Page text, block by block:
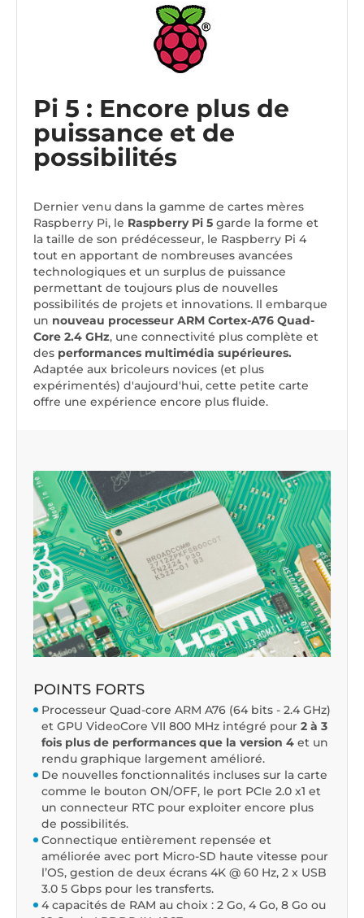
Pi 5 : Encore plus de
puissance et de
possibilités
Dernier venu dans la gamme de cartes mères
Raspberry Pi, le Raspberry Pi 5 garde la forme et
la taille de son prédécesseur, le Raspberry Pi 4
tout en apportant de nombreuses avancées
technologiques et un surplus de puissance
permettant de toujours plus de nouvelles
possibilités de projets et innovations. Il embarque
un nouveau processeur ARM Cortex-A76 Quad-
Core 2.4 GHz, une connectivité plus complète et
des performances multimédia supérieures.
Adaptée aux bricoleurs novices (et plus
expérimentés) d'aujourd'hui, cette petite carte
offre une expérience encore plus fluide.
POINTS FORTS
Processeur Quad-core ARM A76 (64 bits - 2.4 GHz)
et GPU VideoCore VII 800 MHz intégré pour 2 à 3
fois plus de performances que la version 4 et un
rendu graphique largement amélioré.
De nouvelles fonctionnalités incluses sur la carte
comme le bouton ON/OFF, le port PCIe 2.0 x1 et
un connecteur RTC pour exploiter encore plus
de possibilités.
Connectique entièrement repensée et
améliorée avec port Micro-SD haute vitesse pour
l’OS, gestion de deux écrans 4K @ 60 Hz, 2 x USB
3.0 5 Gbps pour les transferts.
4 capacités de RAM au choix : 2 Go, 4 Go, 8 Go ou